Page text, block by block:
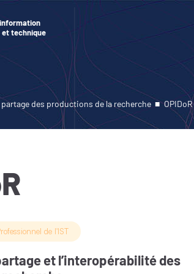
technique
des productions de la recherche OPIDoR
de l'IST
et l’interopérabilité des